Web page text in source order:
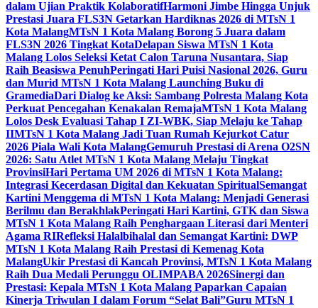
dalam Ujian Praktik KolaboratifHarmoni Jimbe Hingga Unjuk
Prestasi Juara FLS3N Getarkan Hardiknas 2026 di MTsN 1
Kota MalangMTsN 1 Kota Malang Borong 5 Juara dalam
FLS3N 2026 Tingkat KotaDelapan Siswa MTsN 1 Kota
Malang Lolos Seleksi Ketat Calon Taruna Nusantara, Siap
Raih Beasiswa PenuhPeringati Hari Puisi Nasional 2026, Guru
dan Murid MTsN 1 Kota Malang Launching Buku di
GramediaDari Dialog ke Aksi: Sambang Polresta Malang Kota
Perkuat Pencegahan Kenakalan RemajaMTsN 1 Kota Malang
Lolos Desk Evaluasi Tahap I ZI-WBK, Siap Melaju ke Tahap
IIMTsN 1 Kota Malang Jadi Tuan Rumah Kejurkot Catur
2026 Piala Wali Kota MalangGemuruh Prestasi di Arena O2SN
2026: Satu Atlet MTsN 1 Kota Malang Melaju Tingkat
ProvinsiHari Pertama UM 2026 di MTsN 1 Kota Malang:
Integrasi Kecerdasan Digital dan Kekuatan SpiritualSemangat
Kartini Menggema di MTsN 1 Kota Malang: Menjadi Generasi
Berilmu dan BerakhlakPeringati Hari Kartini, GTK dan Siswa
MTsN 1 Kota Malang Raih Penghargaan Literasi dari Menteri
Agama RIRefleksi Halalbihalal dan Semangat Kartini: DWP
MTsN 1 Kota Malang Raih Prestasi di Kemenag Kota
MalangUkir Prestasi di Kancah Provinsi, MTsN 1 Kota Malang
Raih Dua Medali Perunggu OLIMPABA 2026Sinergi dan
Prestasi: Kepala MTsN 1 Kota Malang Paparkan Capaian
Kinerja Triwulan I dalam Forum “Selat Bali”Guru MTsN 1